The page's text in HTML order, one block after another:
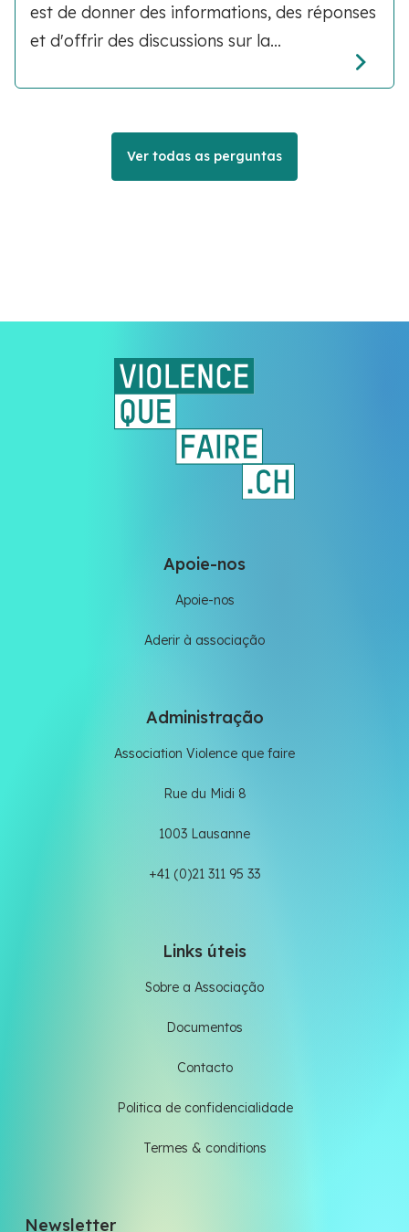
est de donner des informations, des réponses
et d'offrir des discussions sur la...
Ver todas as perguntas
Apoie-nos
Apoie-nos
Aderir à associação
Administração
Association Violence que faire
Rue du Midi 8
1003 Lausanne
+41 (0)21 311 95 33
Links úteis
Sobre a Associação
Documentos
Contacto
Politica de confidencialidade
Termes & conditions
Newsletter